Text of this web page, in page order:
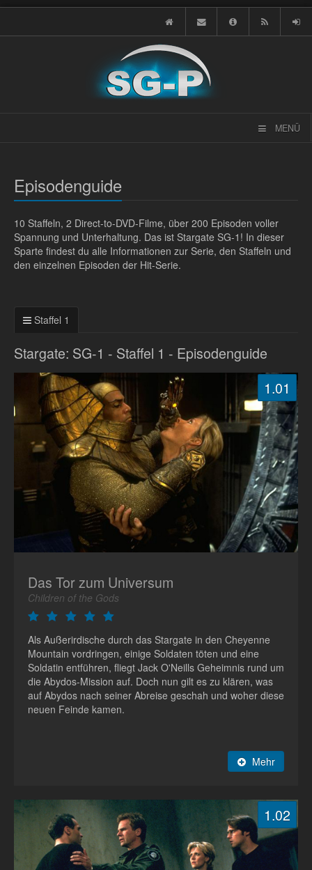
MENÜ
Episodenguide
10 Staffeln, 2 Direct-to-DVD-Filme, über 200 Episoden voller
Spannung und Unterhaltung. Das ist Stargate SG-1! In dieser
Sparte findest du alle Informationen zur Serie, den Staffeln und
den einzelnen Episoden der Hit-Serie.
Staffel 1
Stargate: SG-1 - Staffel 1 - Episodenguide
1.01
Das Tor zum Universum
Children of the Gods
Als Außerirdische durch das Stargate in den Cheyenne
Mountain vordringen, einige Soldaten töten und eine
Soldatin entführen, fliegt Jack O'Neills Geheimnis rund um
die Abydos-Mission auf. Doch nun gilt es zu klären, was
auf Abydos nach seiner Abreise geschah und woher diese
neuen Feinde kamen.
Mehr
1.02